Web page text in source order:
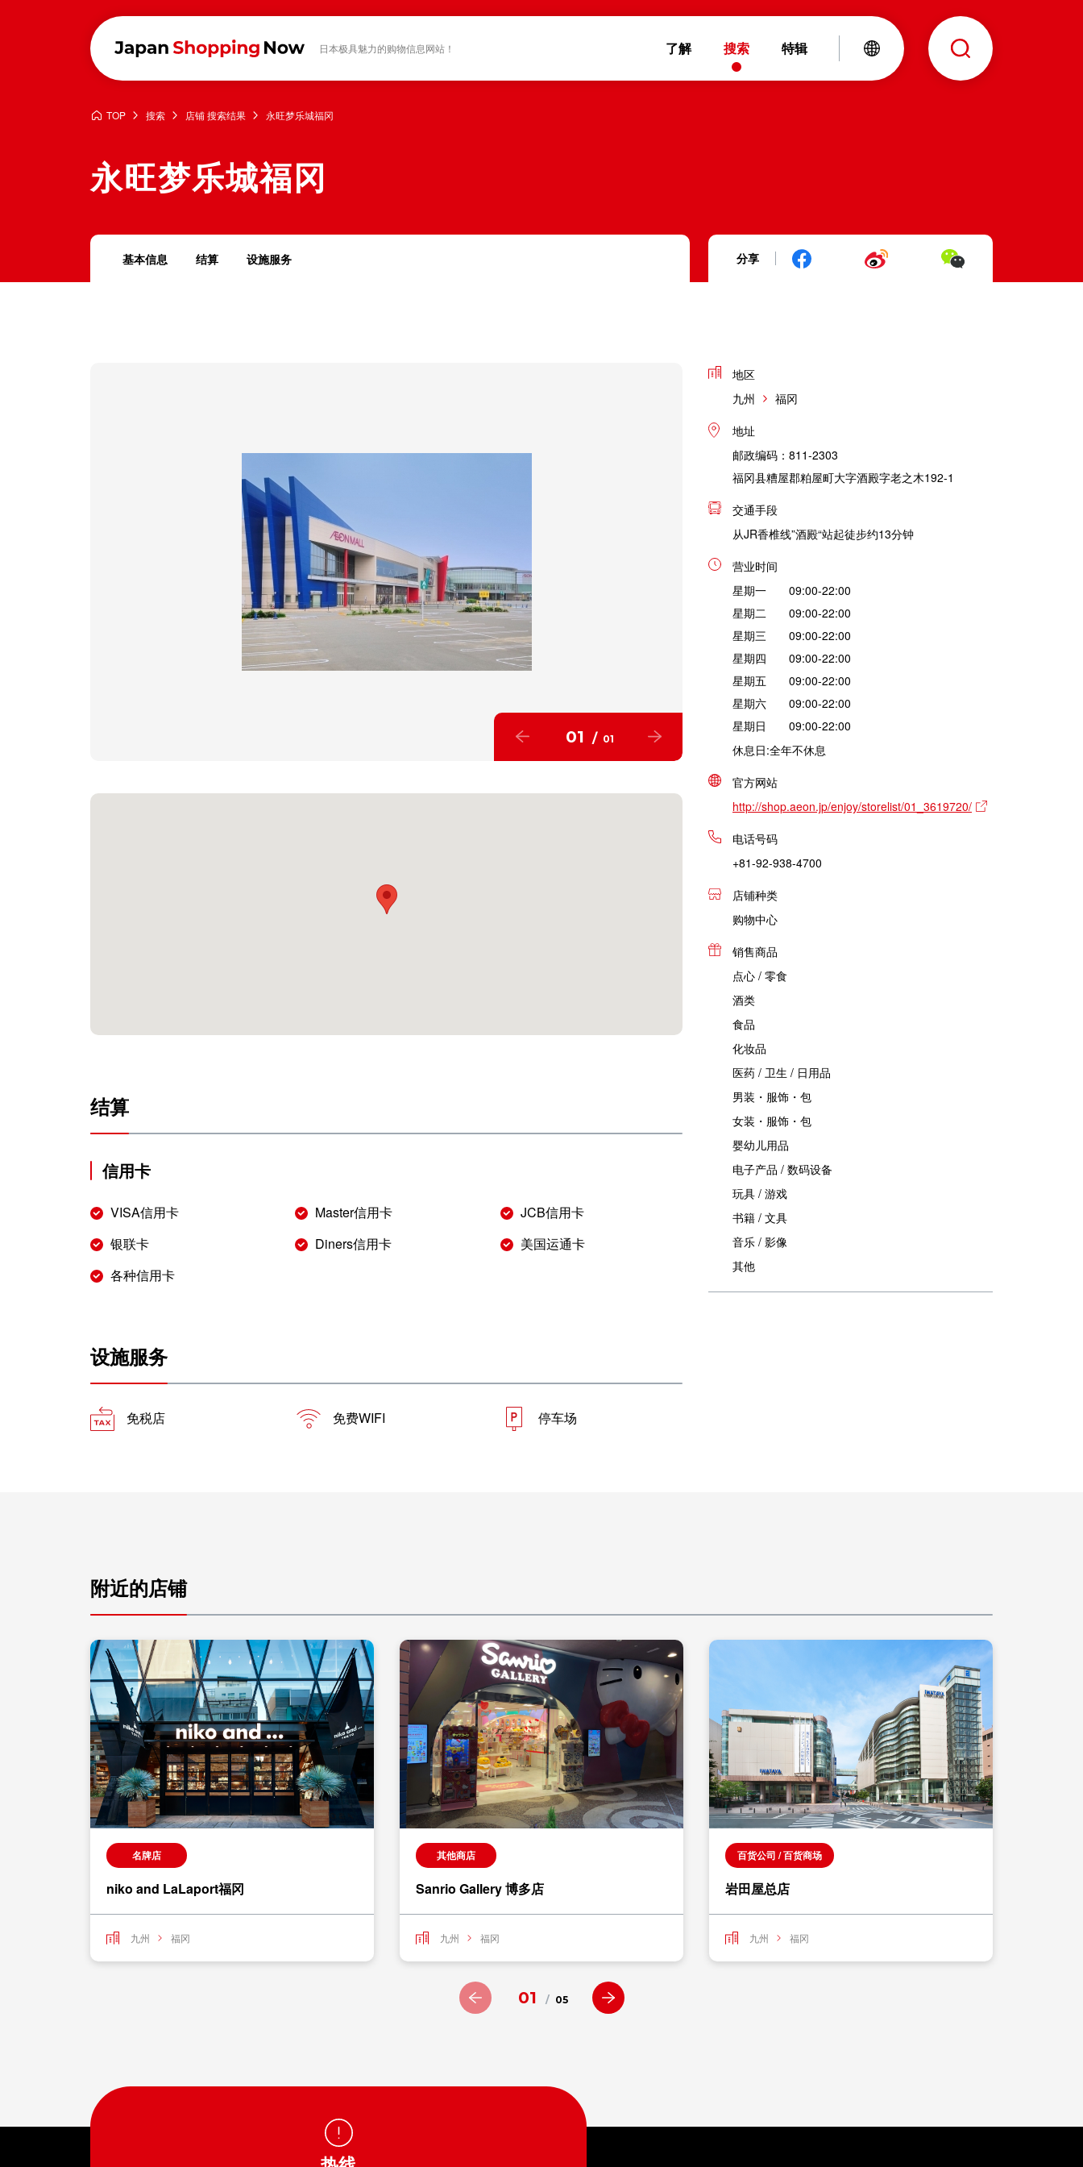
日本极具魅力的购物信息网站！ 了解 搜索 特辑
TOP 搜索 店铺 搜索结果 永旺梦乐城福冈
永旺梦乐城福冈
基本信息 结算 设施服务
01 / 01
分享
地区
九州
福冈
地址
邮政编码：811-2303
福冈县糟屋郡粕屋町大字酒殿字老之木192-1
交通手段
从JR香椎线”酒殿“站起徒步约13分钟
营业时间
星期一 09:00-22:00
星期二 09:00-22:00
星期三 09:00-22:00
星期四 09:00-22:00
星期五 09:00-22:00
星期六 09:00-22:00
星期日 09:00-22:00
休息日:全年不休息
官方网站
http://shop.aeon.jp/enjoy/storelist/01_3619720/
电话号码
+81-92-938-4700
店铺种类
购物中心
销售商品
点心 / 零食
酒类
食品
化妆品
医药 / 卫生 / 日用品
男装・服饰・包
女装・服饰・包
婴幼儿用品
电子产品 / 数码设备
玩具 / 游戏
书籍 / 文具
音乐 / 影像
其他
结算
信用卡
VISA信用卡 Master信用卡
JCB信用卡
银联卡
Diners信用卡
美国运通卡
各种信用卡
设施服务
免税店 免费WIFI 停车场
附近的店铺
名牌店
niko and LaLaport福冈
九州 福冈
其他商店
Sanrio Gallery 博多店
九州 福冈
百货公司 / 百货商场
岩田屋总店
九州 福冈
01 / 05